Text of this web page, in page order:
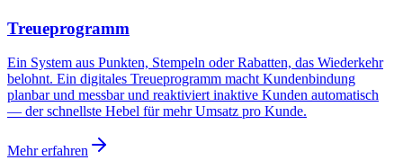
Treueprogramm
Ein System aus Punkten, Stempeln oder Rabatten, das Wiederkehr
belohnt. Ein digitales Treueprogramm macht Kundenbindung
planbar und messbar und reaktiviert inaktive Kunden automatisch
— der schnellste Hebel für mehr Umsatz pro Kunde.
Mehr erfahren